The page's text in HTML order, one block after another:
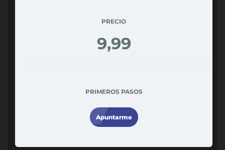
PRECIO
9,99
PRIMEROS PASOS
Apuntarme